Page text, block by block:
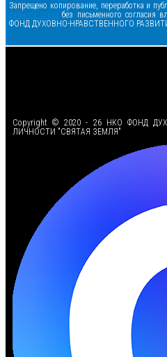
Запрещено копирование, переработка и
данного сайта без письменного согласия
ФОНД ДУХОВНО-НРАВСТВЕННОГО
Copyright © 2020 - 26 НКО ФОНД
ЛИЧНОСТИ "СВЯТАЯ ЗЕМЛЯ"